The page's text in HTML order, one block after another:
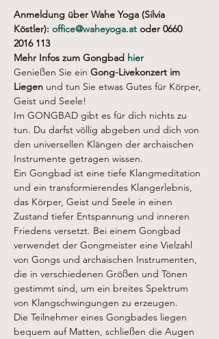
Anmeldung über Wahe Yoga (Silvia
Köstler): office@waheyoga.at oder 0660
2016 113
Mehr Infos zum Gongbad hier
Genießen Sie ein Gong-Livekonzert im
Liegen und tun Sie etwas Gutes für Körper,
Geist und Seele!
Im GONGBAD gibt es für dich nichts zu
tun. Du darfst völlig abgeben und dich von
den universellen Klängen der archaischen
Instrumente getragen wissen.
Ein Gongbad ist eine tiefe Klangmeditation
und ein transformierendes Klangerlebnis,
das Körper, Geist und Seele in einen
Zustand tiefer Entspannung und inneren
Friedens versetzt. Bei einem Gongbad
verwendet der Gongmeister eine Vielzahl
von Gongs und archaischen Instrumenten,
die in verschiedenen Größen und Tönen
gestimmt sind, um ein breites Spektrum
von Klangschwingungen zu erzeugen.
Die Teilnehmer eines Gongbades liegen
bequem auf Matten, schließen die Augen